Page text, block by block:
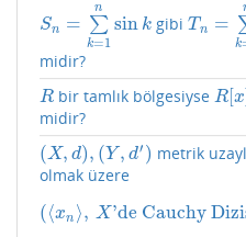
Sn = ∑
k=1
n
sin k
Sn= ∑k =1 n sink gibiT n =
k
Tn=∑k =1
midir?
R
R bir tamlık bölgesiyse R[x
R[ x]
midir?
(X, d), (Y , d′ )
(X,d) ,(Yd′) metrik
olmak üzere
(⟨xn ⟩, X'de Cauchy
(⟨x n⟩, X'de Cauchy